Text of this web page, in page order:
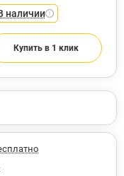
наличии
Купить в 1 клик